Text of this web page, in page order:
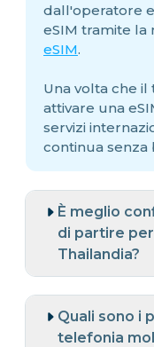
dall'operatore
eSIM tramite la
eSIM.
Una volta che
attivare una
servizi
continua senza
È meglio
di partire
Thailandia?
Quali sono i
telefonia